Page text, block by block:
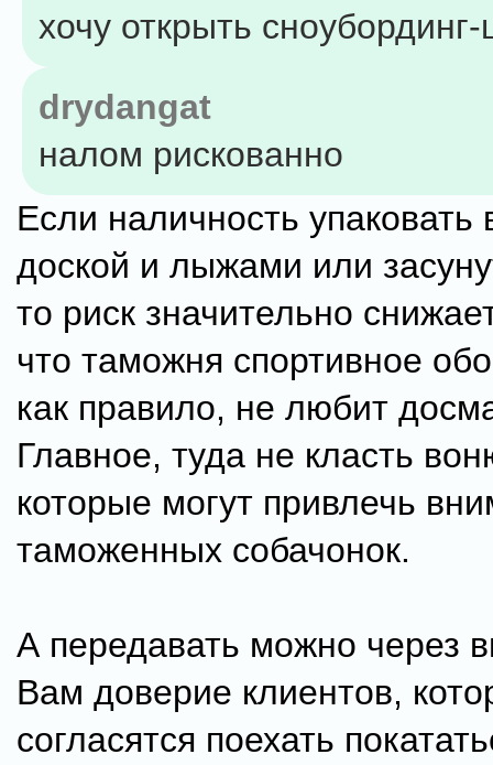
хочу открыть сноубординг-
drydangat
налом рискованно
Если наличность упаковать
доской и лыжами или
то риск значительно
что таможня спортивное
как правило, не любит
Главное, туда не класть
которые могут привлечь
таможенных собачонок.
А передавать можно через
Вам доверие клиентов,
согласятся поехать